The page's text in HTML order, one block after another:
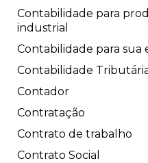
Contabilidade para
industrial
Contabilidade para sua
Contabilidade
Contador
Contratação
Contrato de trabalho
Contrato Social